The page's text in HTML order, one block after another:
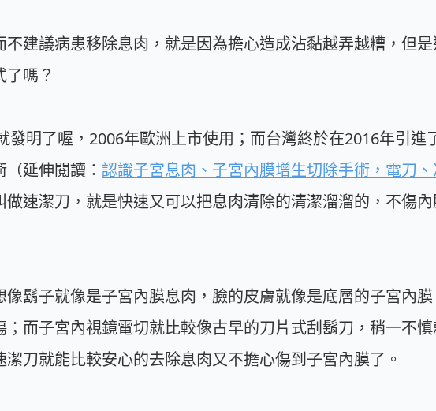
建議病患移除息肉，就是因為擔心造成沾黏越弄越糟，但
嗎？
明了喔，2006年歐洲上市使用；而台灣終於在2016年引進
延伸閱讀： 認識子宮息肉、子宮內膜增生切除手術，電刀
做速潔刀，就是快速又可以把息肉清除的清潔溜溜的，不傷
鬍子就像是子宮內膜息肉，臉的皮膚就像是底層的子宮內
而子宮內視鏡電切就比較像古早的刀片式刮鬍刀，稍一不慎
刀就能比較安心的去除息肉又不擔心傷到子宮內膜了。